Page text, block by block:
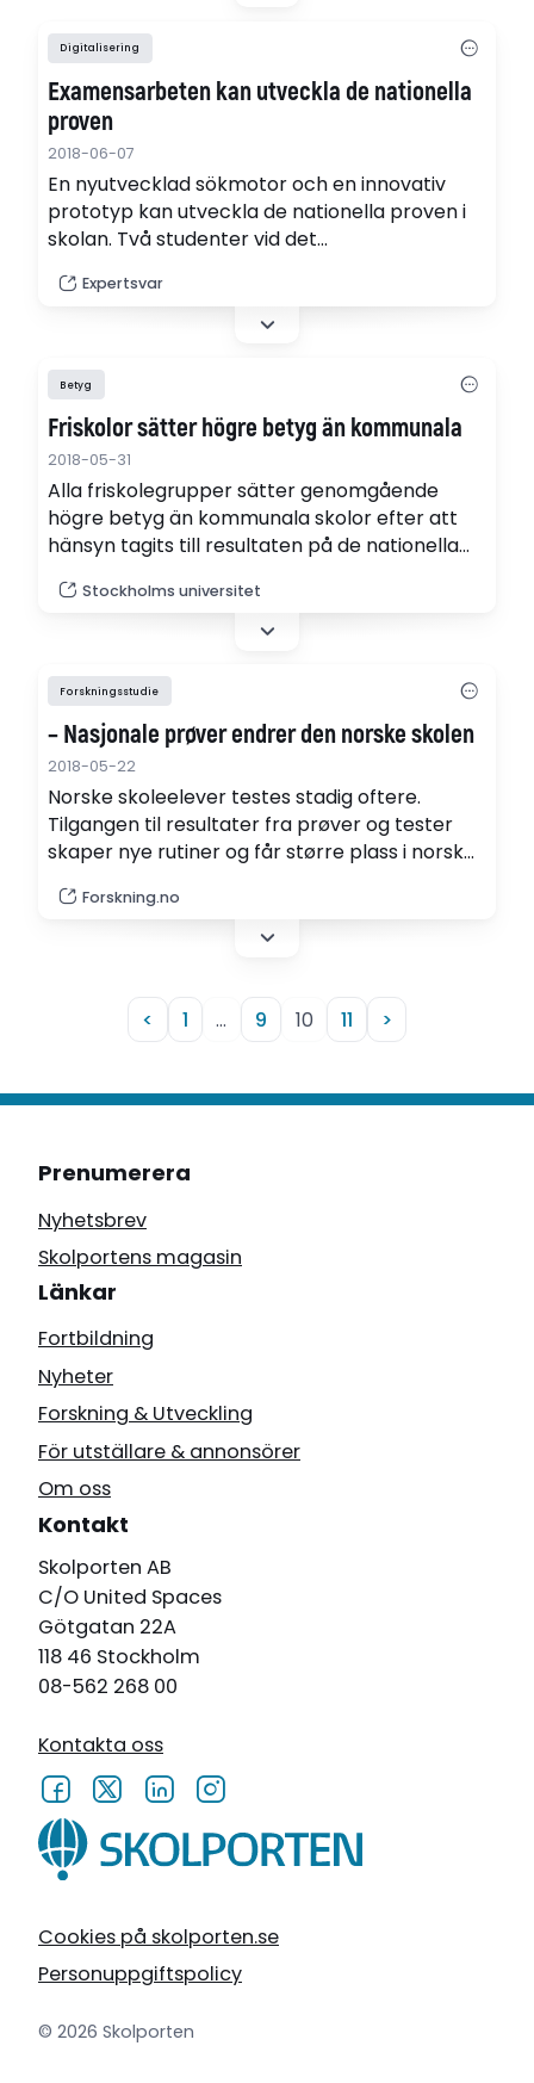
missgynnad grupp vid testtillfället.
Digitalisering
Examensarbeten kan utveckla de nationella
proven
2018-06-07
En nyutvecklad sökmotor och en innovativ
prototyp kan utveckla de nationella proven i
skolan. Två studenter vid det
Mittuniversitetet har i sina examensarbeten
tagit fram förslag på hur grundskolan kan
de nationella proven.
Expertsvar
Betyg
Friskolor sätter högre betyg än kommunala
2018-05-31
Alla friskolegrupper sätter genomgående
högre betyg än kommunala skolor efter att
hänsyn tagits till resultaten på de nationella
professor Jonas Vlachos, nationalekonom vid
Stockholms universitet och Institutet för
Stockholms universitet
Forskningsstudie
– Nasjonale prøver endrer den norske skolen
2018-05-22
Norske skoleelever testes stadig oftere.
Tilgangen til resultater fra prøver og tester
skaper nye rutiner og får større plass i norske
Forskning.no
< 1 … 9 10 11 >
Cookies på skolporten.se
Personuppgiftspolicy
© 2026 Skolporten
Prenumerera
Nyhetsbrev
Skolportens magasin
Länkar
Fortbildning
Nyheter
Forskning & Utveckling
För utställare & annonsörer
Om oss
Kontakt
Skolporten AB
C/O United Spaces
Götgatan 22A
118 46 Stockholm
08-562 268 00
Kontakta oss